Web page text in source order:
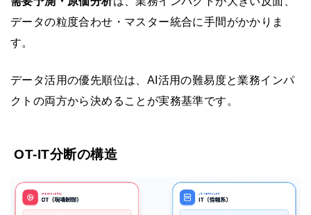
データの粒度合わせ・マスター統合に手間がかかりま
す。
データ活用の優先順位は、AI活用の難易度と業務インパ
クトの両方から決めることが実務基準です。
OT-IT分断の構造